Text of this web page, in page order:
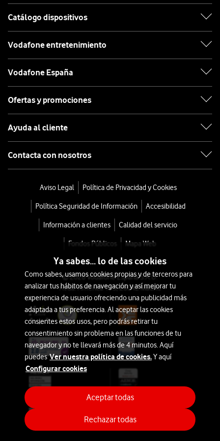
Catálogo dispositivos
Vodafone entretenimiento
Vodafone España
Ofertas y promociones
Ayuda al cliente
Contacta con nosotros
Aviso Legal Política de Privacidad y Cookies
Política Seguridad de Información Accesibilidad
Información a clientes Calidad del servicio
Fondos Públicos Mapa Web
© 2026 Vodafone España S.A.U.
Avda. América 115, 28042 Madrid
Ya sabes... lo de las cookies
Como sabes, usamos cookies propias y de terceros para
analizar tus hábitos de navegación y así mejorar tu
experiencia de usuario ofreciendo una publicidad más
adaptada a tus preferencia. Al aceptar las cookies
consientes estos usos, pero podrás retirar tu
consentimiento sin problema en las funciones de tu
navegador y no te llevará más de 4 minutos. Aquí
puedesVer nuestra política de cookies.Y aquí
Configurar cookies
Rechazar todas
Aceptar todas